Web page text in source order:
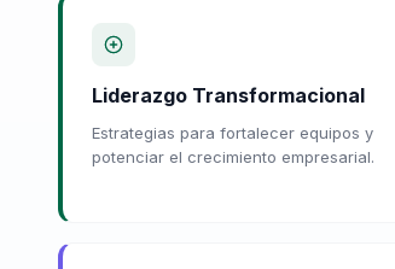
Liderazgo Transformacional
Estrategias para fortalecer equipos y
potenciar el crecimiento empresarial.